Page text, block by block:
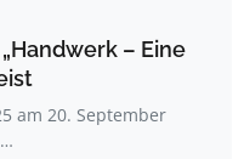
– Eine
am 20. September